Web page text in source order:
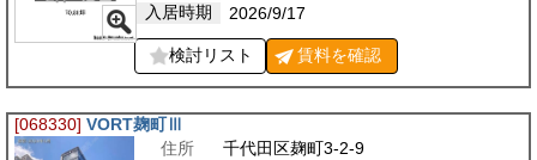
入居時期
2026/9/17
検討リスト 賃料を確認
[068330] VORT麹町Ⅲ
住所
千代田区麹町3-2-9